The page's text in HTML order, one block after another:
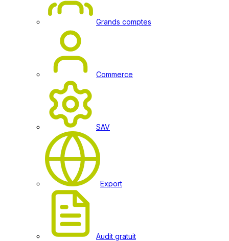
Grands comptes
Commerce
SAV
Export
Audit gratuit